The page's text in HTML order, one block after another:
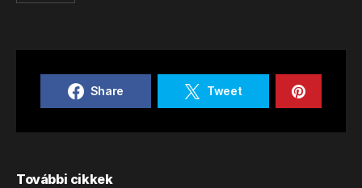
Share Tweet
További cikkek